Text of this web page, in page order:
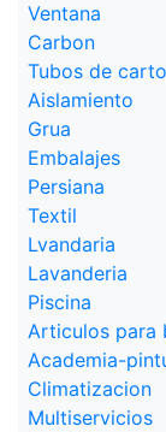
Ventana
Carbon
Tubos de
Aislamiento
Grua
Embalajes
Persiana
Textil
Lvandaria
Lavanderia
Piscina
Articulos para
Academia-
Climatizacion
Multiservicios